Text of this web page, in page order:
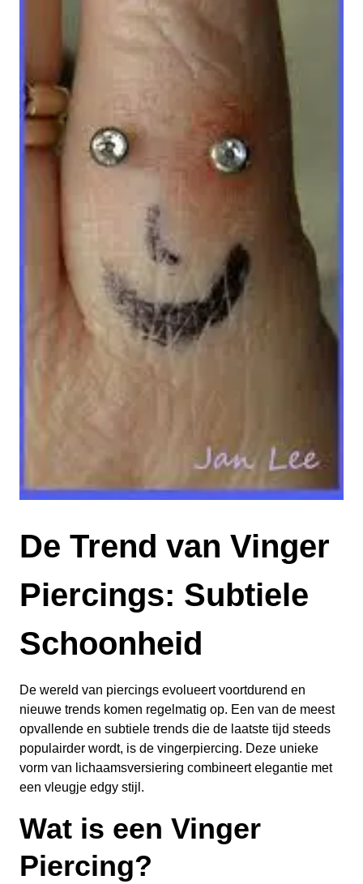
De Trend van Vinger
Piercings: Subtiele
Schoonheid
De wereld van piercings evolueert voortdurend en
nieuwe trends komen regelmatig op. Een van de meest
opvallende en subtiele trends die de laatste tijd steeds
populairder wordt, is de vingerpiercing. Deze unieke
vorm van lichaamsversiering combineert elegantie met
een vleugje edgy stijl.
Wat is een Vinger
Piercing?